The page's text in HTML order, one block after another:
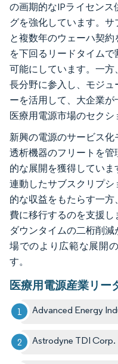
の画期的なIPライセン
グを強化しています。
と複数年のウェーハ契
を下回るリードタイム
可能にしています。一
長分野に参入し、モジ
ーを活用して、大企業
医療用電源市場のセクシ
新興の電源のサービス
透析機器のフリートを
的な展開を獲得してい
連動したサブスクリプ
的な収益をもたらす一
費に移行するのを支援
ダウンタイムの二桁削
場でのより広範な展開
す。
医療用電源産業リー
Advanced Energy
Astrodyne TDI Corp.